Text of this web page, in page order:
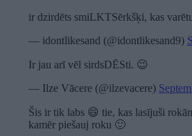
ir dzirdēts smiLKTSērkšķi, kas
— idontlikesand (@idontlikesand9)
Ir jau arī vēl sirdsDĒSti. 😉
— Ilze Vācere (@ilzevacere)
Šis ir tik labs 😄 tie, kas lasījuši
kamēr piešauj roku 🙂